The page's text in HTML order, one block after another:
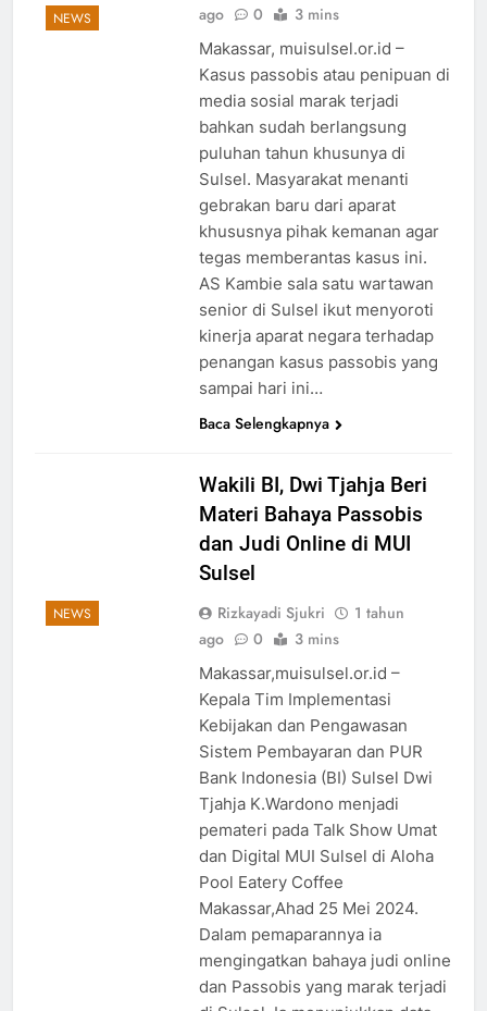
NEWS
ago
0 3 mins
Makassar, muisulsel.or.id –
Kasus passobis atau penipuan di
media sosial marak terjadi
bahkan sudah berlangsung
puluhan tahun khusunya di
Sulsel. Masyarakat menanti
gebrakan baru dari aparat
khususnya pihak kemanan agar
tegas memberantas kasus ini.
AS Kambie sala satu wartawan
senior di Sulsel ikut menyoroti
kinerja aparat negara terhadap
penangan kasus passobis yang
sampai hari ini…
Baca Selengkapnya
NEWS
Wakili BI, Dwi Tjahja Beri
Materi Bahaya Passobis
dan Judi Online di MUI
Sulsel
Rizkayadi Sjukri
1 tahun
ago
0 3 mins
Makassar,muisulsel.or.id –
Kepala Tim Implementasi
Kebijakan dan Pengawasan
Sistem Pembayaran dan PUR
Bank Indonesia (BI) Sulsel Dwi
Tjahja K.Wardono menjadi
pemateri pada Talk Show Umat
dan Digital MUI Sulsel di Aloha
Pool Eatery Coffee
Makassar,Ahad 25 Mei 2024.
Dalam pemaparannya ia
mengingatkan bahaya judi online
dan Passobis yang marak terjadi
CATATAN PKU 2026: Perdalam
Qawaʿid Fiqhiyyah, Arham
Ahmad: Ilmu Harus Menjadi
Bekal untuk Mengabdi
NEWS
Pro-Kontra Pendirian